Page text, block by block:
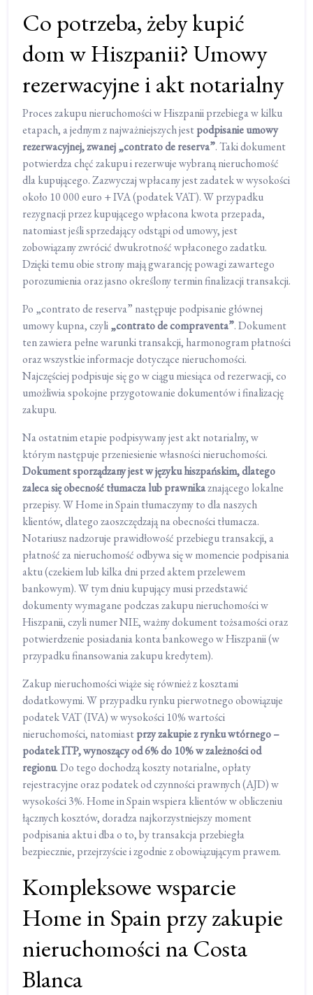
Co potrzeba, żeby kupić
dom w Hiszpanii? Umowy
rezerwacyjne i akt notarialny
Proces zakupu nieruchomości w Hiszpanii przebiega w kilku
etapach, a jednym z najważniejszych jestpodpisanie umowy
rezerwacyjnej, zwanej „contrato de reserva”. Taki dokument
potwierdza chęć zakupu i rezerwuje wybraną nieruchomość
dla kupującego. Zazwyczaj wpłacany jest zadatek w wysokości
około 10 000 euro + IVA (podatek VAT). W przypadku
rezygnacji przez kupującego wpłacona kwota przepada,
natomiast jeśli sprzedający odstąpi od umowy, jest
zobowiązany zwrócić dwukrotność wpłaconego zadatku.
Dzięki temu obie strony mają gwarancję powagi zawartego
porozumienia oraz jasno określony termin finalizacji transakcji.
Po „contrato de reserva” następuje podpisanie głównej
umowy kupna, czyli„contrato de compraventa”. Dokument
ten zawiera pełne warunki transakcji, harmonogram płatności
oraz wszystkie informacje dotyczące nieruchomości.
Najczęściej podpisuje się go w ciągu miesiąca od rezerwacji, co
umożliwia spokojne przygotowanie dokumentów i finalizację
zakupu.
Na ostatnim etapie podpisywany jest akt notarialny, w
którym następuje przeniesienie własności nieruchomości.
Dokument sporządzany jest w języku hiszpańskim, dlatego
zaleca się obecność tłumacza lub prawnikaznającego lokalne
przepisy. W Home in Spain tłumaczymy to dla naszych
klientów, dlatego zaoszczędzają na obecności tłumacza.
Notariusz nadzoruje prawidłowość przebiegu transakcji, a
płatność za nieruchomość odbywa się w momencie podpisania
aktu (czekiem lub kilka dni przed aktem przelewem
bankowym). W tym dniu kupujący musi przedstawić
dokumenty wymagane podczas zakupu nieruchomości w
Hiszpanii, czyli numer NIE, ważny dokument tożsamości oraz
potwierdzenie posiadania konta bankowego w Hiszpanii (w
przypadku finansowania zakupu kredytem).
Zakup nieruchomości wiąże się również z kosztami
dodatkowymi. W przypadku rynku pierwotnego obowiązuje
podatek VAT (IVA) w wysokości 10% wartości
nieruchomości, natomiastprzy zakupie z rynku wtórnego –
podatek ITP, wynoszący od 6% do 10% w zależności od
regionu. Do tego dochodzą koszty notarialne, opłaty
rejestracyjne oraz podatek od czynności prawnych (AJD) w
wysokości 3%. Home in Spain wspiera klientów w obliczeniu
łącznych kosztów, doradza najkorzystniejszy moment
podpisania aktu i dba o to, by transakcja przebiegła
bezpiecznie, przejrzyście i zgodnie z obowiązującym prawem.
Kompleksowe wsparcie
Home in Spain przy zakupie
nieruchomości na Costa
Blanca